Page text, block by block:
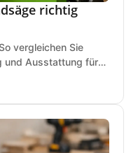
richtig
vergleichen Sie
und Ausstattung für